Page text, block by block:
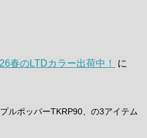
春のLTDカラー出荷中！
に
ルポッパーTKRP90、の3アイテム